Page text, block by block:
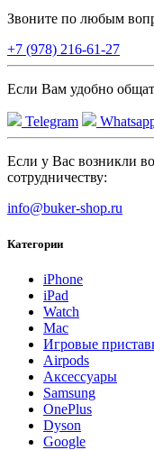
Звоните по любым
+7 (978) 216-61-27
Если Вам удобно
Telegram
Если у Вас возникли
сотрудничеству:
info@buker-shop.ru
Категории
iPhone
iPad
Watch
Mac
Игровые
Airpods
Аксессуары
Samsung
OnePlus
Dyson
Google